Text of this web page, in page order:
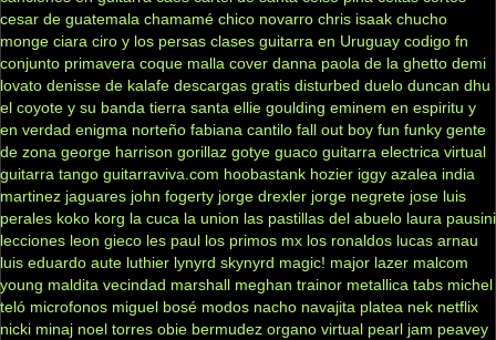
cesar de guatemala chamamé chico novarro chris isaak chucho
monge ciara ciro y los persas clases guitarra en Uruguay codigo fn
conjunto primavera coque malla cover danna paola de la ghetto demi
lovato denisse de kalafe descargas gratis disturbed duelo duncan dhu
el coyote y su banda tierra santa ellie goulding eminem en espiritu y
en verdad enigma norteño fabiana cantilo fall out boy fun funky gente
de zona george harrison gorillaz gotye guaco guitarra electrica virtual
guitarra tango guitarraviva.com hoobastank hozier iggy azalea india
martinez jaguares john fogerty jorge drexler jorge negrete jose luis
perales koko korg la cuca la union las pastillas del abuelo laura pausini
lecciones leon gieco les paul los primos mx los ronaldos lucas arnau
luis eduardo aute luthier lynyrd skynyrd magic! major lazer malcom
young maldita vecindad marshall meghan trainor metallica tabs michel
teló microfonos miguel bosé modos nacho navajita platea nek netflix
nicki minaj noel torres obie bermudez organo virtual pearl jam peavey